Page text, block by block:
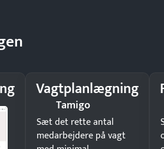
Vagtplanlægning
Tamigo
Sæt det rette antal
medarbejdere på vagt